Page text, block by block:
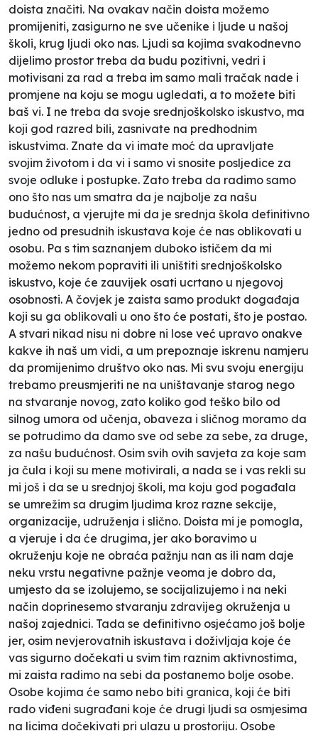
doista značiti. Na ovakav način doista možemo
promijeniti, zasigurno ne sve učenike i ljude u našoj
školi, krug ljudi oko nas. Ljudi sa kojima svakodnevno
dijelimo prostor treba da budu pozitivni, vedri i
motivisani za rad a treba im samo mali tračak nade i
promjene na koju se mogu ugledati, a to možete biti
baš vi. I ne treba da svoje srednjoškolsko iskustvo, ma
koji god razred bili, zasnivate na predhodnim
iskustvima. Znate da vi imate moć da upravljate
svojim životom i da vi i samo vi snosite posljedice za
svoje odluke i postupke. Zato treba da radimo samo
ono što nas um smatra da je najbolje za našu
budućnost, a vjerujte mi da je srednja škola definitivno
jedno od presudnih iskustava koje će nas oblikovati u
osobu. Pa s tim saznanjem duboko ističem da mi
možemo nekom popraviti ili uništiti srednjoškolsko
iskustvo, koje će zauvijek osati ucrtano u njegovoj
osobnosti. A čovjek je zaista samo produkt događaja
koji su ga oblikovali u ono što će postati, što je postao.
A stvari nikad nisu ni dobre ni lose već upravo onakve
kakve ih naš um vidi, a um prepoznaje iskrenu namjeru
da promijenimo društvo oko nas. Mi svu svoju energiju
trebamo preusmjeriti ne na uništavanje starog nego
na stvaranje novog, zato koliko god teško bilo od
silnog umora od učenja, obaveza i sličnog moramo da
se potrudimo da damo sve od sebe za sebe, za druge,
za našu budućnost. Osim svih ovih savjeta za koje sam
ja čula i koji su mene motivirali, a nada se i vas rekli su
mi još i da se u srednjoj školi, ma koju god pogađala
se umrežim sa drugim ljudima kroz razne sekcije,
organizacije, udruženja i slično. Doista mi je pomogla,
a vjeruje i da će drugima, jer ako boravimo u
okruženju koje ne obraća pažnju nan as ili nam daje
neku vrstu negativne pažnje veoma je dobro da,
umjesto da se izolujemo, se socijalizujemo i na neki
način doprinesemo stvaranju zdravijeg okruženja u
našoj zajednici. Tada se definitivno osjećamo još bolje
jer, osim nevjerovatnih iskustava i doživljaja koje će
vas sigurno dočekati u svim tim raznim aktivnostima,
mi zaista radimo na sebi da postanemo bolje osobe.
Osobe kojima će samo nebo biti granica, koji će biti
rado viđeni sugrađani koje će drugi ljudi sa osmjesima
na licima dočekivati pri ulazu u prostoriju. Osobe